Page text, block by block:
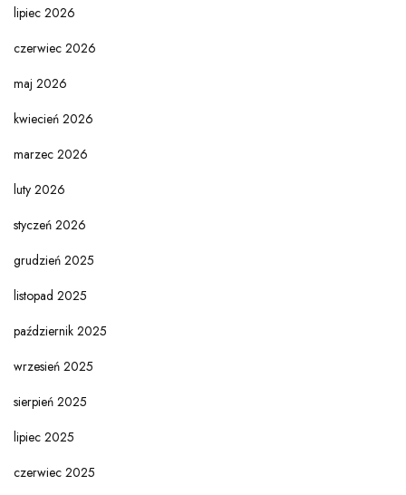
lipiec 2026
czerwiec 2026
maj 2026
kwiecień 2026
marzec 2026
luty 2026
styczeń 2026
grudzień 2025
listopad 2025
październik 2025
wrzesień 2025
sierpień 2025
lipiec 2025
czerwiec 2025